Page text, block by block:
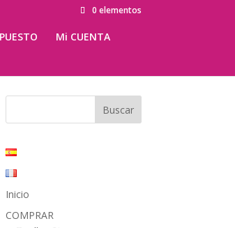
0 elementos
Mi CUENTA
Inicio
COMPRAR